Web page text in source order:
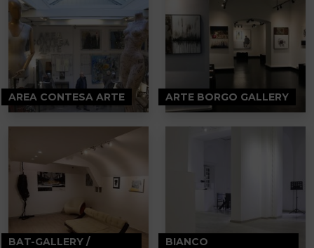
AREA CONTESA ARTE ARTE BORGO GALLERY
BAT-GALLERY / BIANCO